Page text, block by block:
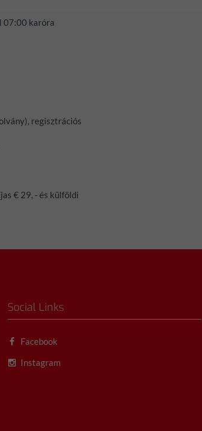
07:00 karóra
regisztrációs
€ 29, - és külföldi
Social Links
Facebook
Instagram